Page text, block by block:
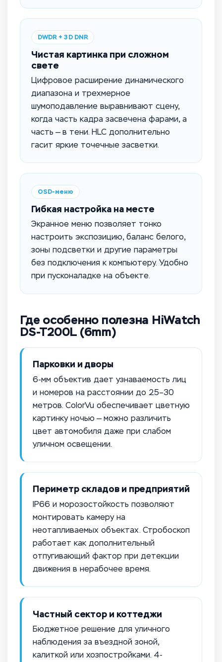
DWDR + 3D DNR
Чистая картинка при сложном
свете
Цифровое расширение динамического
диапазона и трехмерное
шумоподавление выравнивают сцену,
когда часть кадра засвечена фарами, а
часть — в тени. HLC дополнительно
гасит яркие точечные засветки.
OSD-меню
Гибкая настройка на месте
Экранное меню позволяет тонко
настроить экспозицию, баланс белого,
зоны подсветки и другие параметры
без подключения к компьютеру. Удобно
при пусконаладке на объекте.
Где особенно полезна HiWatch
DS-T200L (6mm)
Парковки и дворы
6-мм объектив дает узнаваемость лиц
и номеров на расстоянии до 25–30
метров. ColorVu обеспечивает цветную
картинку ночью — можно различить
цвет автомобиля даже при слабом
уличном освещении.
Периметр складов и предприятий
IP66 и морозостойкость позволяют
монтировать камеру на
неотапливаемых объектах. Стробоскоп
работает как дополнительный
отпугивающий фактор при детекции
движения в нерабочее время.
Частный сектор и коттеджи
Бюджетное решение для уличного
наблюдения за въездной зоной,
калиткой или хозпостройками. 4-